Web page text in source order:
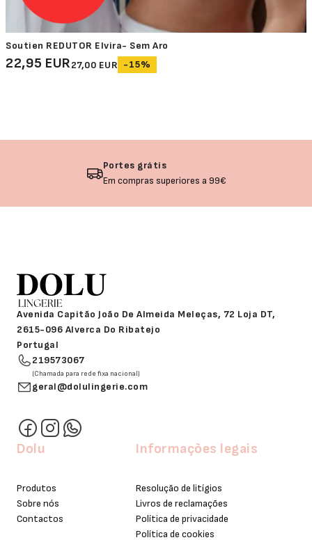
Soutien REDUTOR Elvira- Sem Aro
22,95 EUR27,00 EUR -15%
Devolução garantida
Não gostou? Troque o seu produto!
Avenida Capitão João De Almeida Meleças, 72 Loja DT,
2615-096 Alverca Do Ribatejo
Portugal
219573067
(Chamada para rede fixa nacional)
geral@dolulingerie.com
Dolu
Produtos
Sobre nós
Contactos
Informações legais
Resolução de litígios
Livros de reclamações
Política de privacidade
Política de cookies